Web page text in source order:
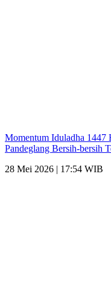
Momentum Iduladha
Pandeglang Bersih-bersih
28 Mei 2026 | 17:54 WIB